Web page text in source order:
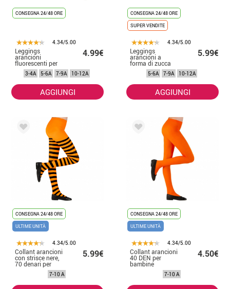
CONSEGNA 24/48 ORE
4.34/5.00
Leggings
arancioni
fluorescenti per
bambine
4.99€
3-4A 5-6A 7-9A 10-12A
AGGIUNGI
CONSEGNA 24/48 ORE
SUPER VENDITE
4.34/5.00
Leggings
arancioni a
forma di zucca
per ragazze
5.99€
5-6A 7-9A 10-12A
AGGIUNGI
CONSEGNA 24/48 ORE
ULTIME UNITÀ
4.34/5.00
Collant arancioni
con strisce nere,
70 denari per
5.99€
7-10 A
CONSEGNA 24/48 ORE
ULTIME UNITÀ
4.34/5.00
Collant arancioni
40 DEN per
bambine
4.50€
7-10 A